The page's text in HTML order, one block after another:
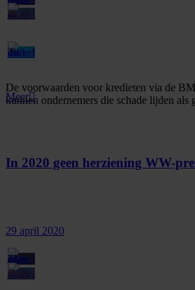
De voorwaarden voor kredieten via de
kunnen ondernemers die schade lijden
Meer
In 2020 geen herziening WW-
29 april 2020